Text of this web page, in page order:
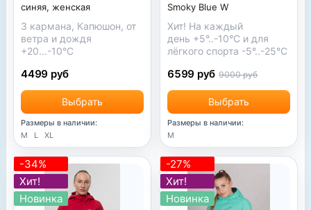
синяя, женская
3 кармана, Капюшон, от
ветра и дождя
+20...-10°С
Выбрать
4499 руб
Размеры в наличии:
M
L XL
Smoky Blue W
Хит! На каждый
день +5°..-10°С и для
лёгкого спорта -5°..-25°С
Выбрать
6599 руб 9000 руб
Размеры в наличии:
M
-34%
Хит!
Новинка
-27%
Хит!
Новинка